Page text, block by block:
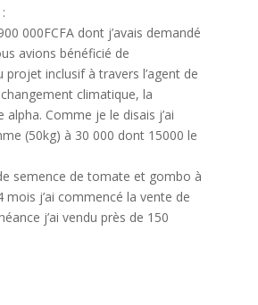
000FCFA dont j’avais demandé
avions bénéficié de
inclusif à travers l’agent de
changement climatique, la
Comme je le disais j’ai
(50kg) à 30 000 dont 15000 le
semence de tomate et gombo à
mois j’ai commencé la vente de
j’ai vendu près de 150